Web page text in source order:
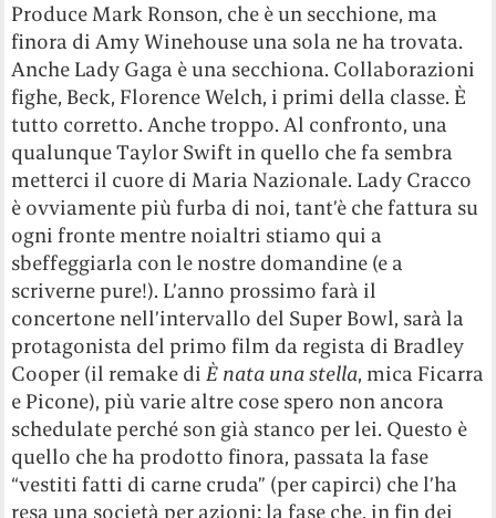
Produce Mark Ronson, che è un secchione, ma
finora di Amy Winehouse una sola ne ha trovata.
Anche Lady Gaga è una secchiona. Collaborazioni
fighe, Beck, Florence Welch, i primi della classe. È
tutto corretto. Anche troppo. Al confronto, una
qualunque Taylor Swift in quello che fa sembra
metterci il cuore di Maria Nazionale. Lady Cracco
è ovviamente più furba di noi, tant’è che fattura su
ogni fronte mentre noialtri stiamo qui a
sbeffeggiarla con le nostre domandine (e a
scriverne pure!). L’anno prossimo farà il
concertone nell’intervallo del Super Bowl, sarà la
protagonista del primo film da regista di Bradley
Cooper (il remake diÈ nata una stella, mica Ficarra
e Picone), più varie altre cose spero non ancora
schedulate perché son già stanco per lei. Questo è
quello che ha prodotto finora, passata la fase
“vestiti fatti di carne cruda” (per capirci) che l’ha
resa una società per azioni: la fase che, in fin dei